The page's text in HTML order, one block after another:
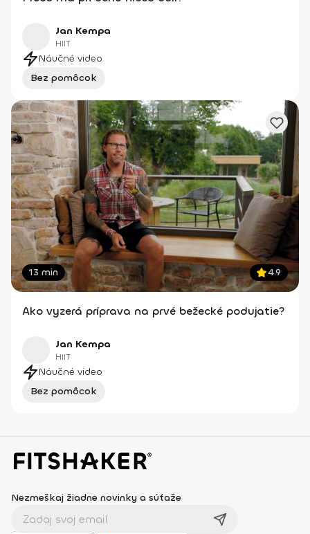
Jan Kempa
HIIT
Náučné video
Bez pomôcok
13 min 4.9
Ako vyzerá príprava na prvé bežecké podujatie?
Jan Kempa
HIIT
Náučné video
Bez pomôcok
Nezmeškaj žiadne novinky a súťaže